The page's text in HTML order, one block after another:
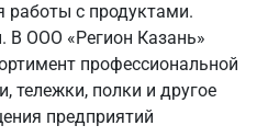
работы с продуктами.
В ООО «Регион Казань»
профессиональной
тележки, полки и другое
предприятий